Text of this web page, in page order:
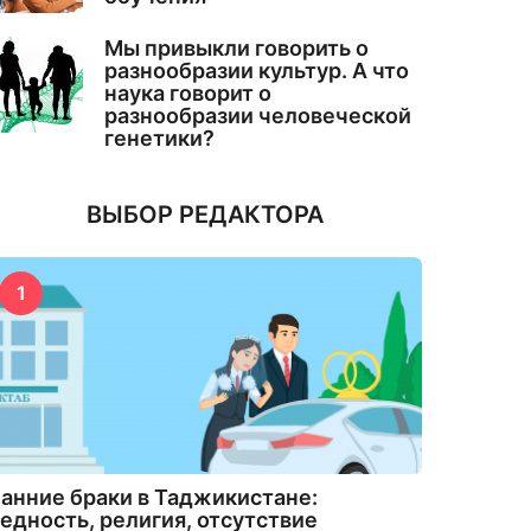
Мы привыкли говорить о
разнообразии культур. А что
наука говорит о
разнообразии человеческой
генетики?
ВЫБОР РЕДАКТОРА
1
браки в Таджикистане:
религия, отсутствие